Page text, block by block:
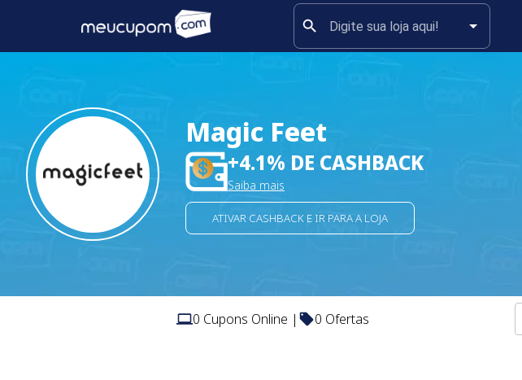
Magic Feet
+4.1% DE CASHBACK
Saiba mais
ATIVAR CASHBACK E IR PARA A LOJA
0 Cupons Online | 0 Ofertas